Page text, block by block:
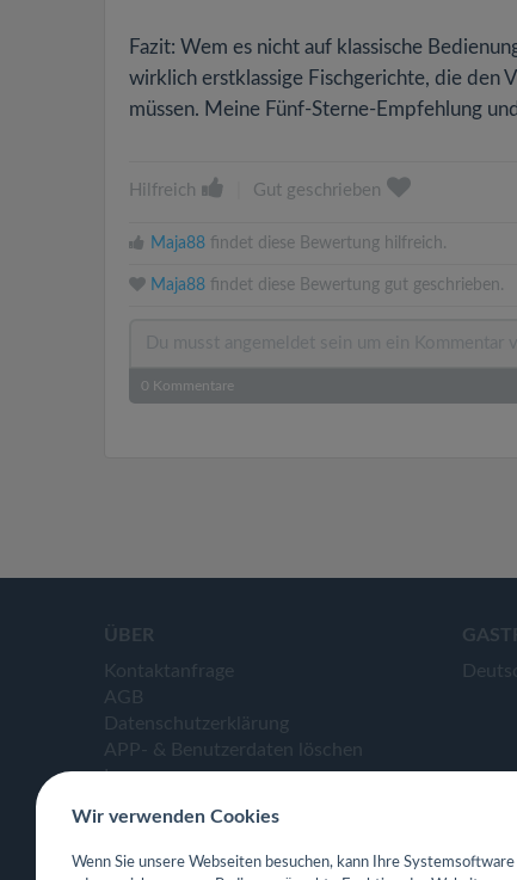
Fazit: Wem es nicht auf klassische
wirklich erstklassige Fischgerichte, die den
müssen. Meine Fünf-Sterne-Empfehlung
Hilfreich Gut geschrieben
Maja88 findet diese Bewertung hilfreich.
Maja88 findet diese Bewertung gut geschrieben.
0 Kommentare
ÜBER
Kontaktanfrage
AGB
Datenschutzerklärung
APP- & Benutzerdaten löschen
Impressum
Wir verwenden Cookies
Wenn Sie unsere Webseiten besuchen, kann Ihre